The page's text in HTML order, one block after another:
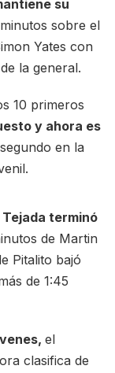
su
sobre el
Yates con
la general.
10 primeros
y ahora es
en la
Tejada terminó
de Martin
Pitalito bajó
de 1:45
el
clasifica de